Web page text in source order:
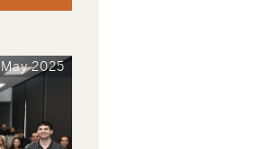
May 2025